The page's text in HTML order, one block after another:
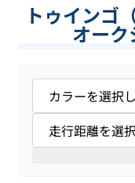
トゥインゴ
オー